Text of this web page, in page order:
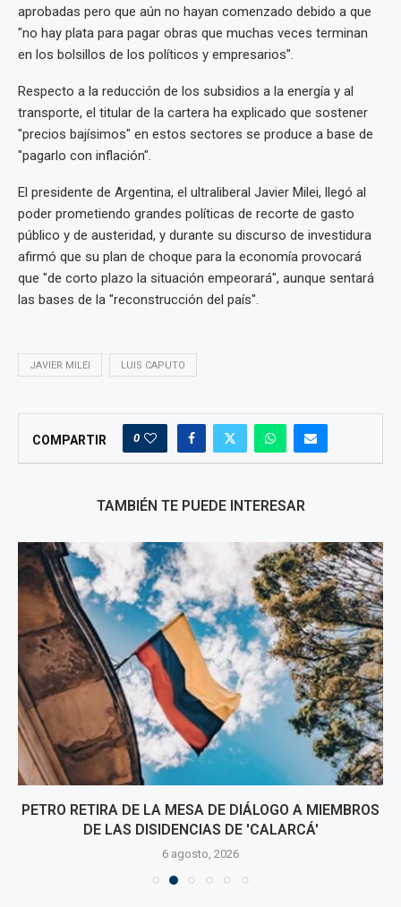
aprobadas pero que aún no hayan comenzado debido a que
"no hay plata para pagar obras que muchas veces terminan
en los bolsillos de los políticos y empresarios".
Respecto a la reducción de los subsidios a la energía y al
transporte, el titular de la cartera ha explicado que sostener
"precios bajísimos" en estos sectores se produce a base de
"pagarlo con inflación".
El presidente de Argentina, el ultraliberal Javier Milei, llegó al
poder prometiendo grandes políticas de recorte de gasto
público y de austeridad, y durante su discurso de investidura
afirmó que su plan de choque para la economía provocará
que "de corto plazo la situación empeorará", aunque sentará
las bases de la "reconstrucción del país".
JAVIER MILEI LUIS CAPUTO
COMPARTIR 0
TAMBIÉN TE PUEDE INTERESAR
PETRO RETIRA DE LA MESA DE DIÁLOGO A MIEMBROS
DE LAS DISIDENCIAS DE 'CALARCÁ'
6 agosto, 2026